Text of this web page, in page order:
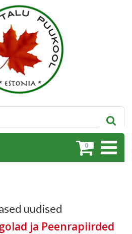
0
uudised
ja Peenrapiirded